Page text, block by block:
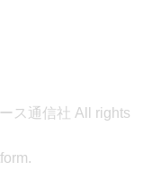
ス通信社 All rights
.